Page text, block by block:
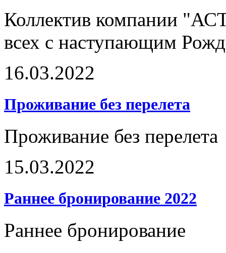
Коллектив компании
всех с наступающим
16.03.2022
Проживание без перелета
Проживание без перелета
15.03.2022
Раннее бронирование 2022
Раннее бронирование